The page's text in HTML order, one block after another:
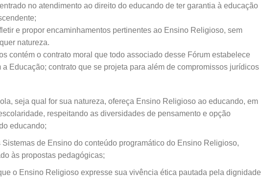
no atendimento ao direito do educando de ter garantia à educação
e propor encaminhamentos pertinentes ao Ensino Religioso, sem
natureza.
contém o contrato moral que todo associado desse Fórum estabelece
a Educação; contrato que se projeta para além de compromissos jurídicos
seja qual for sua natureza, ofereça Ensino Religioso ao educando, em
respeitando as diversidades de pensamento e opção
educando;
Sistemas de Ensino do conteúdo programático do Ensino Religioso,
às propostas pedagógicas;
o Ensino Religioso expresse sua vivência ética pautada pela dignidade